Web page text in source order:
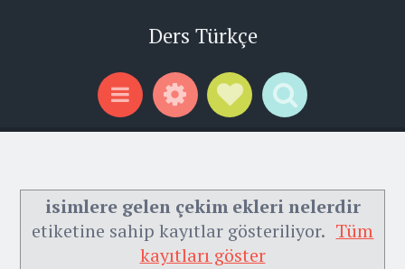
Ders Türkçe
Menu WidgetsSocial Links
Search
isimlere gelen çekim ekleri nelerdir
etiketine sahip kayıtlar gösteriliyor. Tüm
kayıtları göster